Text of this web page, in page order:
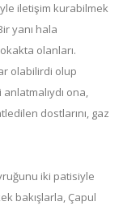
iletişim kurabilmek
yanı hala
olanları.
olabilirdi olup
ona,
dostlarını, gaz
iki patisiyle
bakışlarla, Çapul